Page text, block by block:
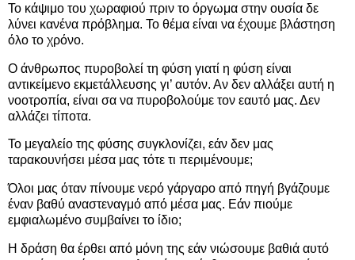
Το κάψιμο του χωραφιού πριν το όργωμα στην ουσία δε
λύνει κανένα πρόβλημα. Το θέμα είναι να έχουμε βλάστηση
όλο το χρόνο.
Ο άνθρωπος πυροβολεί τη φύση γιατί η φύση είναι
αντικείμενο εκμετάλλευσης γι’ αυτόν. Αν δεν αλλάξει αυτή η
νοοτροπία, είναι σα να πυροβολούμε τον εαυτό μας. Δεν
αλλάζει τίποτα.
Το μεγαλείο της φύσης συγκλονίζει, εάν δεν μας
ταρακουνήσει μέσα μας τότε τι περιμένουμε;
Όλοι μας όταν πίνουμε νερό γάργαρο από πηγή βγάζουμε
έναν βαθύ αναστεναγμό από μέσα μας. Εάν πιούμε
εμφιαλωμένο συμβαίνει το ίδιο;
Η δράση θα έρθει από μόνη της εάν νιώσουμε βαθιά αυτό